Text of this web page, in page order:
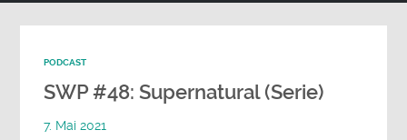
PODCAST
SWP #48: Supernatural (Serie)
7. Mai 2021